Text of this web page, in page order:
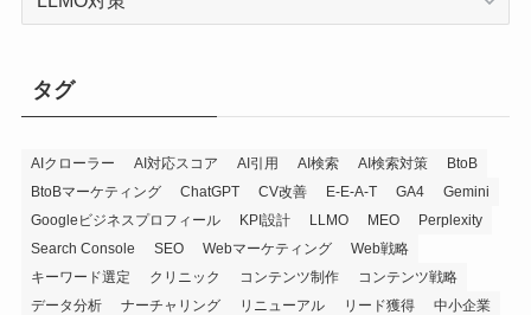
ー
タグ
AIクローラー AI対応スコア AI引用 AI検索 AI検索対策
BtoB
BtoBマーケティング
ChatGPT CV改善 E-E-A-T GA4
Gemini
Googleビジネスプロフィール
KPI設計 LLMO MEO
Perplexity
Search Console
SEO Webマーケティング
Web戦略
キーワード選定
クリニック コンテンツ制作
コンテンツ戦略
データ分析
ナーチャリング リニューアル リード獲得
中小企業